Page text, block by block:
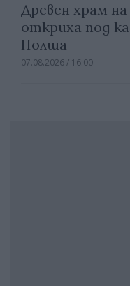
Древен храм
откриха под
Полша
07.08.2026 / 16:00